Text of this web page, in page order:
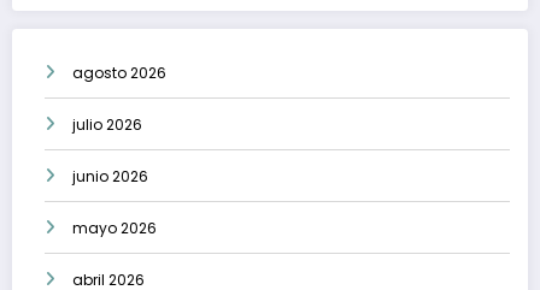
agosto 2026
julio 2026
junio 2026
mayo 2026
abril 2026